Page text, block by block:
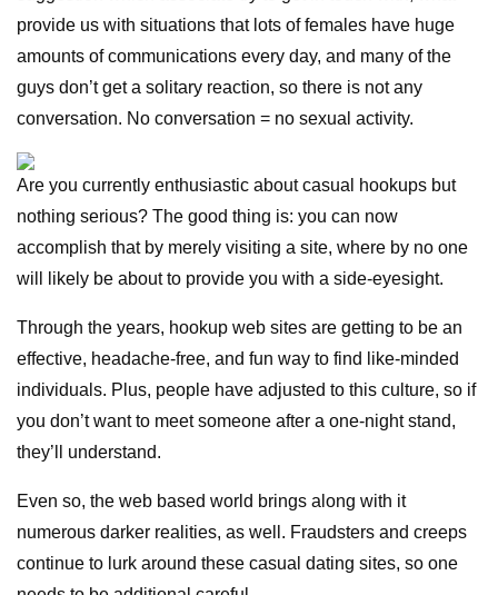
provide us with situations that lots of females have huge
amounts of communications every day, and many of the
guys don’t get a solitary reaction, so there is not any
conversation. No conversation = no sexual activity.
Are you currently enthusiastic about casual hookups but
nothing serious? The good thing is: you can now
accomplish that by merely visiting a site, where by no one
will likely be about to provide you with a side-eyesight.
Through the years, hookup web sites are getting to be an
effective, headache-free, and fun way to find like-minded
individuals. Plus, people have adjusted to this culture, so if
you don’t want to meet someone after a one-night stand,
they’ll understand.
Even so, the web based world brings along with it
numerous darker realities, as well. Fraudsters and creeps
continue to lurk around these casual dating sites, so one